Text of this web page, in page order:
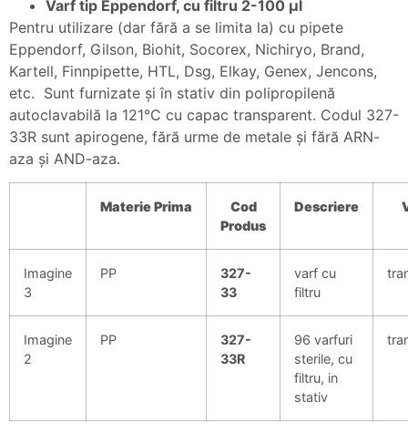
Varf tip Eppendorf, cu filtru 2-100 µl
Pentru utilizare (dar fără a se limita la) cu pipete
Eppendorf, Gilson, Biohit, Socorex, Nichiryo, Brand,
Kartell, Finnpipette, HTL, Dsg, Elkay, Genex, Jencons,
etc. Sunt furnizate şi în stativ din polipropilenă
autoclavabilă la 121°C cu capac transparent. Codul 327-
33R sunt apirogene, fără urme de metale şi fără ARN-
aza şi AND-aza.
MateriePrima
Cod
Produs
Descriere
Imagine
3
PP
327-
33
varf cu
filtru
Imagine
2
PP
327-
33R
96 varfuri
sterile, cu
filtru, in
stativ